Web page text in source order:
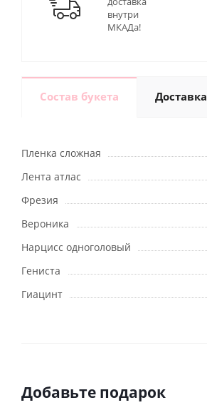
внутри
МКАДа!
Состав букета Доставка
Пленка сложная
Лента атлас
Фрезия
Вероника
Нарцисс одноголовый
Гениста
Гиацинт
Добавьте подарок